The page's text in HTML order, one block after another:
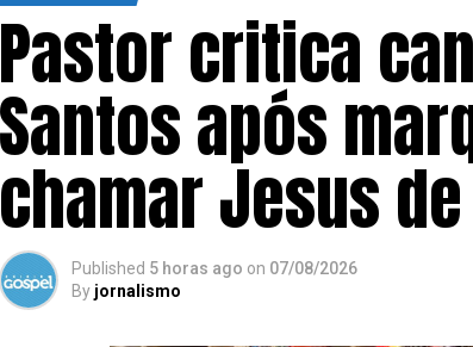
Pastor critica
Santos após
chamar Jesus
Published 5 horas ago on 07/08/2026
By jornalismo